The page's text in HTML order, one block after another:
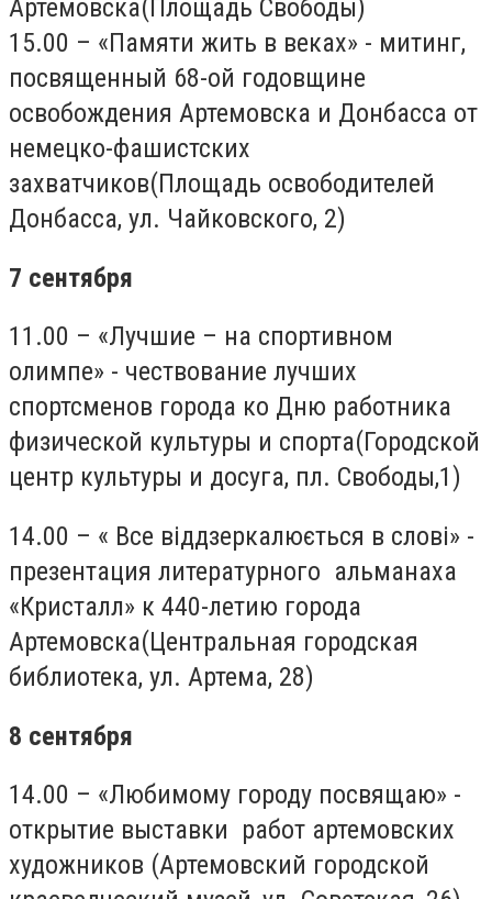
Артемовска(Площадь Свободы)
15.00 – «Памяти жить в веках» - митинг,
посвященный 68-ой годовщине
освобождения Артемовска и Донбасса от
немецко-фашистских
захватчиков(Площадь освободителей
Донбасса, ул. Чайковского, 2)
7 сентября
11.00 – «Лучшие – на спортивном
олимпе» - чествование лучших
спортсменов города ко Дню работника
физической культуры и спорта(Городской
центр культуры и досуга, пл. Свободы,1)
14.00 – « Все віддзеркалюється в слові» -
презентация литературного альманаха
«Кристалл» к 440-летию города
Артемовска(Центральная городская
библиотека, ул. Артема, 28)
8 сентября
14.00 – «Любимому городу посвящаю» -
открытие выставки работ артемовских
художников (Артемовский городской